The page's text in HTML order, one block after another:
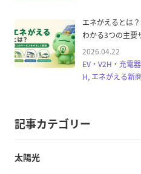
エネがえるとは
わかる3つの主要
2026.04.22
EV・V2H・充電
H, エネがえる新
記事カテゴリー
太陽光